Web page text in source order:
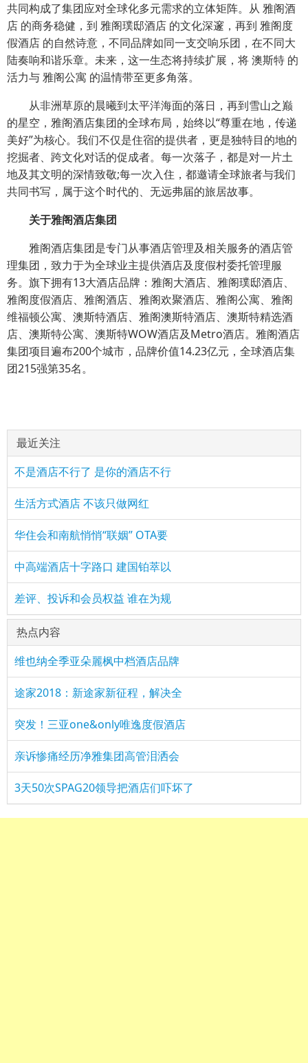
共同构成了集团应对全球化多元需求的立体矩阵。从 雅阁酒
店 的商务稳健，到 雅阁璞邸酒店 的文化深邃，再到 雅阁度
假酒店 的自然诗意，不同品牌如同一支交响乐团，在不同大
陆奏响和谐乐章。未来，这一生态将持续扩展，将 澳斯特 的
活力与 雅阁公寓 的温情带至更多角落。
从非洲草原的晨曦到太平洋海面的落日，再到雪山之巅
的星空，雅阁酒店集团的全球布局，始终以“尊重在地，传递
美好”为核心。我们不仅是住宿的提供者，更是独特目的地的
挖掘者、跨文化对话的促成者。每一次落子，都是对一片土
地及其文明的深情致敬;每一次入住，都邀请全球旅者与我们
共同书写，属于这个时代的、无远弗届的旅居故事。
关于雅阁酒店集团
雅阁酒店集团是专门从事酒店管理及相关服务的酒店管
理集团，致力于为全球业主提供酒店及度假村委托管理服
务。旗下拥有13大酒店品牌：雅阁大酒店、雅阁璞邸酒店、
雅阁度假酒店、雅阁酒店、雅阁欢聚酒店、雅阁公寓、雅阁
维福顿公寓、澳斯特酒店、雅阁澳斯特酒店、澳斯特精选酒
店、澳斯特公寓、澳斯特WOW酒店及Metro酒店。雅阁酒店
集团项目遍布200个城市，品牌价值14.23亿元，全球酒店集
团215强第35名。
最近关注
不是酒店不行了 是你的酒店不行
生活方式酒店 不该只做网红
华住会和南航悄悄“联姻” OTA要
中高端酒店十字路口 建国铂萃以
差评、投诉和会员权益 谁在为规
热点内容
维也纳全季亚朵麗枫中档酒店品牌
途家2018：新途家新征程，解决全
突发！三亚one&only唯逸度假酒店
亲诉惨痛经历净雅集团高管泪洒会
3天50次SPAG20领导把酒店们吓坏了